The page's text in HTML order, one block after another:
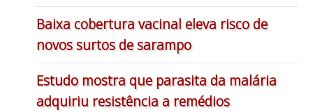
Baixa cobertura vacinal eleva risco de
novos surtos de sarampo
Estudo mostra que parasita da malária
adquiriu resistência a remédios